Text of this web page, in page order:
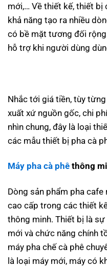
mới,… Về thiết kế, thiết bị
khả năng tạo ra nhiều
có bề mặt tương đối
hỗ trợ khi người dùng
Nhắc tới giá tiền, tùy
xuất xứ nguồn gốc, chi
nhìn chung, đây là loại
các mẫu thiết bị pha cà
Máy pha cà phê thông
Dòng sản phẩm pha
cao cấp trong các thiết
thông minh. Thiết bị là
mới và chức năng chính
máy pha chế cà phê
là loại máy mới, máy có